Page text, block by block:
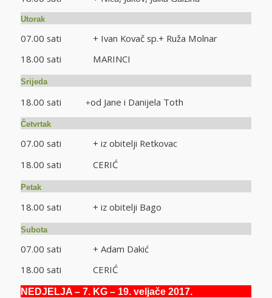
Utorak
07.00 sati + Ivan Kovač sp.+ Ruža Molnar
18.00 sati MARINCI
Srijeda
18.00 sati +od Jane i Danijela Toth
Četvrtak
07.00 sati + iz obitelji Retkovac
18.00 sati CERIĆ
Petak
18.00 sati + iz obitelji Bago
Subota
07.00 sati + Adam Dakić
18.00 sati CERIĆ
NEDJELJA – 7. KG – 19. veljače 2017.